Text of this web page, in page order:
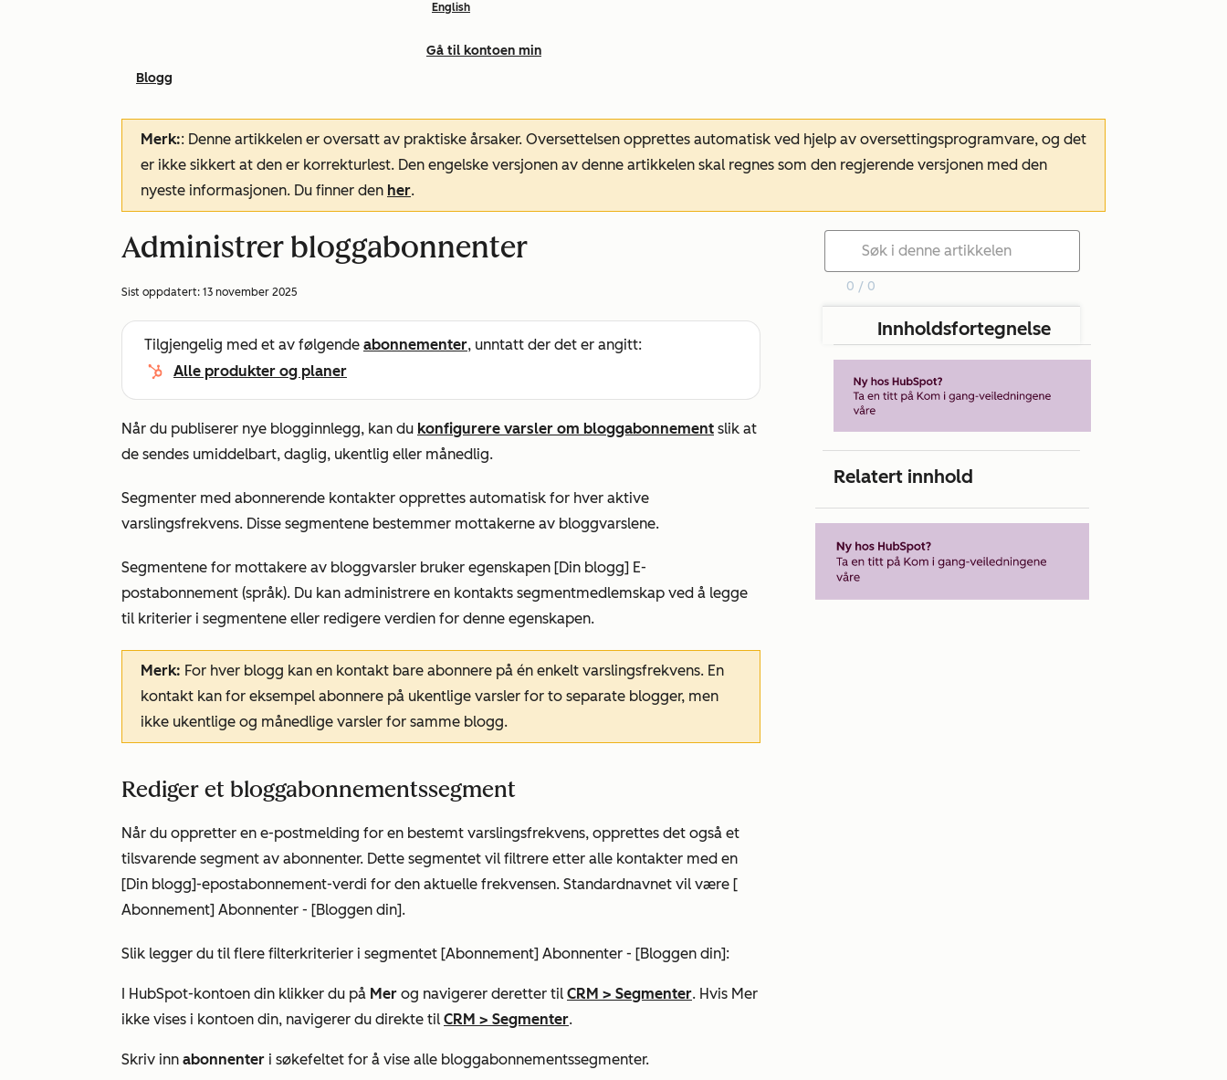
English
Gå til kontoen min
Blogg
Merk:: Denne artikkelen er oversatt av praktiske årsaker. Oversettelsen opprettes automatisk ved hjelp av oversettingsprogramvare, og det
er ikke sikkert at den er korrekturlest. Den engelske versjonen av denne artikkelen skal regnes som den regjerende versjonen med den
nyeste informasjonen. Du finner den her.
Administrer bloggabonnenter
Sist oppdatert: 13 november 2025
Tilgjengelig med et av følgende abonnementer, unntatt der det er angitt:
Alle produkter og planer
Når du publiserer nye blogginnlegg, kan du konfigurere varsler om bloggabonnement slik at
de sendes umiddelbart, daglig, ukentlig eller månedlig.
Segmenter med abonnerende kontakter opprettes automatisk for hver aktive
varslingsfrekvens. Disse segmentene bestemmer mottakerne av bloggvarslene.
Segmentene for mottakere av bloggvarsler bruker egenskapen [Din blogg] E-
postabonnement (språk). Du kan administrere en kontakts segmentmedlemskap ved å legge
til kriterier i segmentene eller redigere verdien for denne egenskapen.
Merk: For hver blogg kan en kontakt bare abonnere på én enkelt varslingsfrekvens. En
kontakt kan for eksempel abonnere på ukentlige varsler for to separate blogger, men
ikke ukentlige og månedlige varsler for samme blogg.
Rediger et bloggabonnementssegment
Når du oppretter en e-postmelding for en bestemt varslingsfrekvens, opprettes det også et
tilsvarende segment av abonnenter. Dette segmentet vil filtrere etter alle kontakter med en
[Din blogg]-epostabonnement-verdi for den aktuelle frekvensen. Standardnavnet vil være [
Abonnement] Abonnenter - [Bloggen din].
Slik legger du til flere filterkriterier i segmentet [Abonnement] Abonnenter - [Bloggen din]:
I HubSpot-kontoen din klikker du på Mer og navigerer deretter til CRM > Segmenter. Hvis Mer
ikke vises i kontoen din, navigerer du direkte til CRM > Segmenter.
Skriv inn abonnenter i søkefeltet for å vise alle bloggabonnementssegmenter.
0 / 0
Innholdsfortegnelse
Relatert innhold